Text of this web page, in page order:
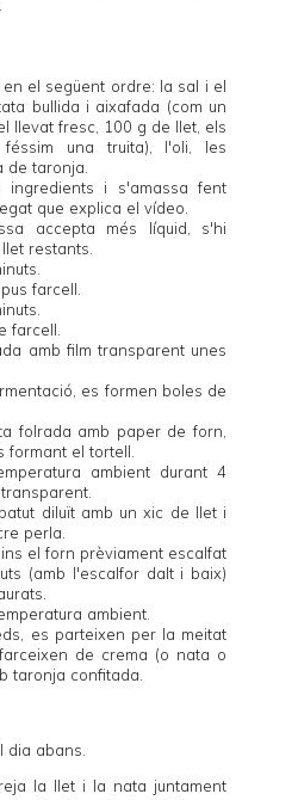
el següent ordre: la sal i el
bullida i aixafada (com un
llevat fresc, 100 g de llet, els
una truita), l'oli, les
de taronja.
ingredients i s'amassa fent
que explica el vídeo
accepta més líquid, s'hi
restants.
farcell.
farcell.
amb film transparent unes
es formen boles de
folrada amb paper de forn,
formant el tortell.
ambient durant 4
diluït amb un xic de llet i
perla.
el forn prèviament escalfat
(amb l'escalfor dalt i baix)
ambient.
es parteixen per la meitat
de crema (o nata o
taronja confitada.
dia abans.
la llet i la nata juntament